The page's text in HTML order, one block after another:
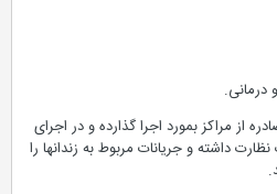
مراکز بمورد اجرا گذارده و در اجرای
داشته و جریانات مربوط به زندانها را